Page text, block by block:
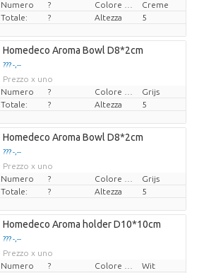
Numero
?
Creme
Totale:
? Altezza 5
Homedeco Aroma Bowl D8*2cm
??? -,--
Prezzo x uno
Numero
?
Grijs
Totale:
? Altezza 5
Homedeco Aroma Bowl D8*2cm
??? -,--
Prezzo x uno
Numero
?
Grijs
Totale:
? Altezza 5
Homedeco Aroma holder D10*10cm
??? -,--
Prezzo x uno
Numero
?
Wit